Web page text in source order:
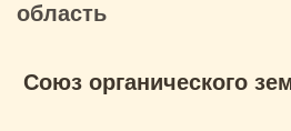
область
Союз органического